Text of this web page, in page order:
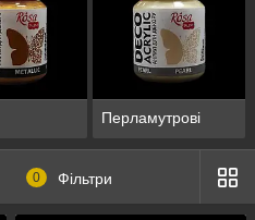
Перламутрові
0 Фільтри